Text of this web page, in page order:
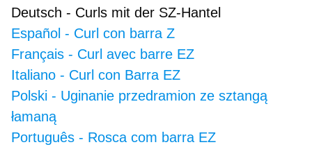
Deutsch - Curls mit der SZ-Hantel
Español - Curl con barra Z
Français - Curl avec barre EZ
Italiano - Curl con Barra EZ
Polski - Uginanie przedramion ze sztangą
łamaną
Português - Rosca com barra EZ